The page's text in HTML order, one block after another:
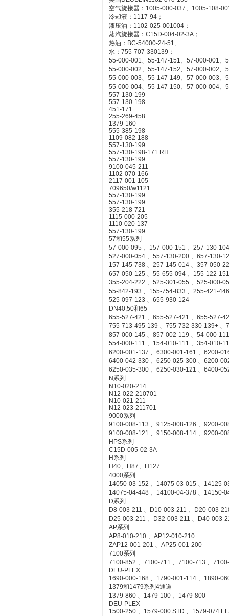
空气旋接器：1005-000-037、1005-108-
冷却液：1117-94；
液压油：1102-025-001004；
蒸汽旋接器：C15D-004-02-3A；
热油：BC-54000-24-51;
水：755-707-330139；
55-000-001、55-147-151、57-000-001、
55-000-002、55-147-152、57-000-002、
55-000-003、55-147-149、57-000-003、
55-000-004、55-147-150、57-000-004、
557-130-199
557-130-198
451-171
255-269-458
1379-160
555-385-198
1109-082-188
557-130-199
557-130-198-171 RH
557-130-199
9100-045-211
1102-070-166
2117-001-105
709650/w1121
557-130-199
557-130-199
355-218-721
1115-000-205
1110-020-137
557-130-199
57和55系列
57-000-095 、157-000-151 、257-130-
527-000-054 、557-130-200 、657-130-
157-145-738 、257-145-014 、357-050-
657-050-125 、55-655-094 、155-122-
355-204-222 、525-301-055 、525-000-
55-842-193 、155-754-833 、255-421-
525-097-123 、655-930-124
DN40,50和65
655-527-421 、655-527-421 、655-527-
755-713-495-139 、755-732-330-139+ 、
857-000-145 、857-002-119 、54-000-
554-000-111 、154-010-111 、354-010-
6200-001-137 、6300-001-161 、6200-
6400-042-330 、6250-025-300 、6200-
6250-035-300 、6250-030-121 、6400-
N系列
N10-020-214
N12-022-210701
N10-021-211
N12-023-211701
9000系列
9100-008-113 、9125-008-126 、9200-
9100-008-121 、9150-008-114 、9200-
HPS系列
C15D-005-02-3A
H系列
H40、H87、H127
4000系列
14050-03-152 、14075-03-015 、14125-
14075-04-448 、14100-04-378 、14150-
D系列
D8-003-211 、D10-003-211 、D20-003-
D25-003-211 、D32-003-211 、D40-003-
AP系列
AP8-010-210 、AP12-010-210
ZAP12-001-201 、AP25-001-200
7100系列
7100-852 、7100-711 、7100-713 、
DEU-PLEX
1690-000-168 、1790-001-114 、1890-
1379和1479系列4通道
1379-860 、1479-100 、1479-800
DEU-PLEX
1500-250 、1579-000 STD 、1579-074